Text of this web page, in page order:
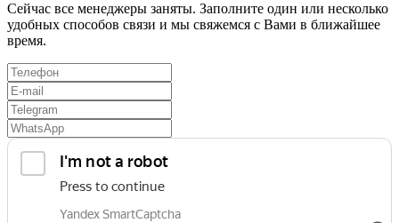
Сейчас все менеджеры заняты. Заполните один или несколько
удобных способов связи и мы свяжемся с Вами в ближайшее
время.